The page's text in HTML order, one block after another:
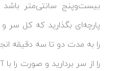
بیست‌وپنج سانتی‌متر
پارچه‌ای بگذارید که کل سر
را به مدت دو تا سه دقیقه
را از سر بردارید و صورت را